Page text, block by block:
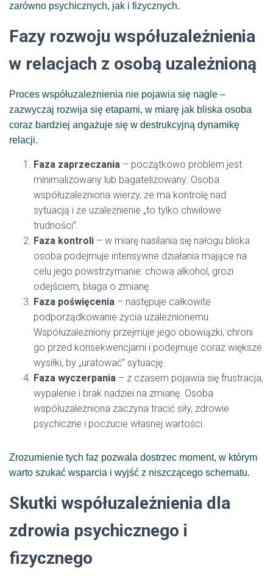
zarówno psychicznych, jak i fizycznych.
Fazy rozwoju współuzależnienia
w relacjach z osobą uzależnioną
Proces współuzależnienia nie pojawia się nagle –
zazwyczaj rozwija się etapami, w miarę jak bliska osoba
coraz bardziej angażuje się w destrukcyjną dynamikę
relacji.
Faza zaprzeczania – początkowo problem jest
minimalizowany lub bagatelizowany. Osoba
współuzależniona wierzy, że ma kontrolę nad
sytuacją i że uzależnienie „to tylko chwilowe
trudności”.
Faza kontroli – w miarę nasilania się nałogu bliska
osoba podejmuje intensywne działania mające na
celu jego powstrzymanie: chowa alkohol, grozi
odejściem, błaga o zmianę.
Faza poświęcenia – następuje całkowite
podporządkowanie życia uzależnionemu.
Współuzależniony przejmuje jego obowiązki, chroni
go przed konsekwencjami i podejmuje coraz większe
wysiłki, by „uratować” sytuację.
Faza wyczerpania – z czasem pojawia się frustracja,
wypalenie i brak nadziei na zmianę. Osoba
współuzależniona zaczyna tracić siły, zdrowie
psychiczne i poczucie własnej wartości.
Zrozumienie tych faz pozwala dostrzec moment, w którym
warto szukać wsparcia i wyjść z niszczącego schematu.
Skutki współuzależnienia dla
zdrowia psychicznego i
fizycznego